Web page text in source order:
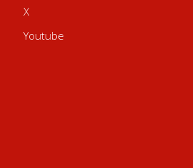
X
Youtube